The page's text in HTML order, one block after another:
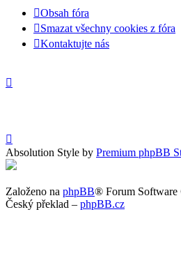
Obsah fóra
Smazat všechny cookies z fóra
Kontaktujte nás
Absolution Style by Premium phpBB
Založeno na phpBB® Forum
Český překlad – phpBB.cz